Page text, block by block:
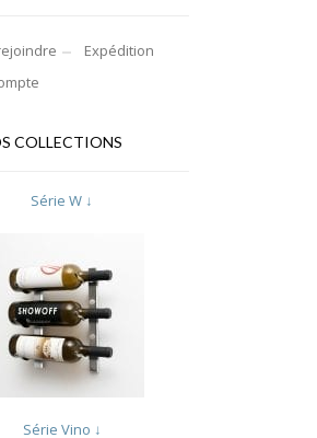
Expédition
COLLECTIONS
Série W ↓
Série Vino ↓